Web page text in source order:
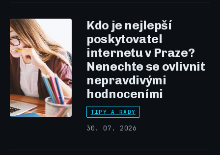
Kdo je nejlepší
poskytovatel
internetu v Praze?
Nenechte se ovlivnit
nepravdivými
hodnoceními
TIPY A RADY
30. 07. 2026